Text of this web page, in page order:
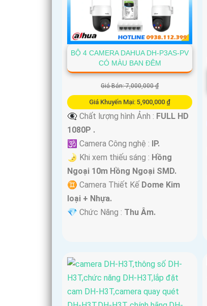
BỘ 4 CAMERA DAHUA DH-P3AS-PV
CÓ MÀU BAN ĐÊM
Giá Bán: 7,000,000 ₫
Giá Khuyến Mại: 5,900,000 ₫
👁️‍🗨 Chất lượng hình Ảnh : FULL HD
1080P .
🕉️ Camera Công nghệ : IP.
🌛 Khi xem thiếu sáng : Hồng
Ngoại 10m Hồng Ngoại SMD.
♊ Camera Thiết Kế Dome Kim
loại + Nhựa.
️💎 Chức Năng : Thu Âm.